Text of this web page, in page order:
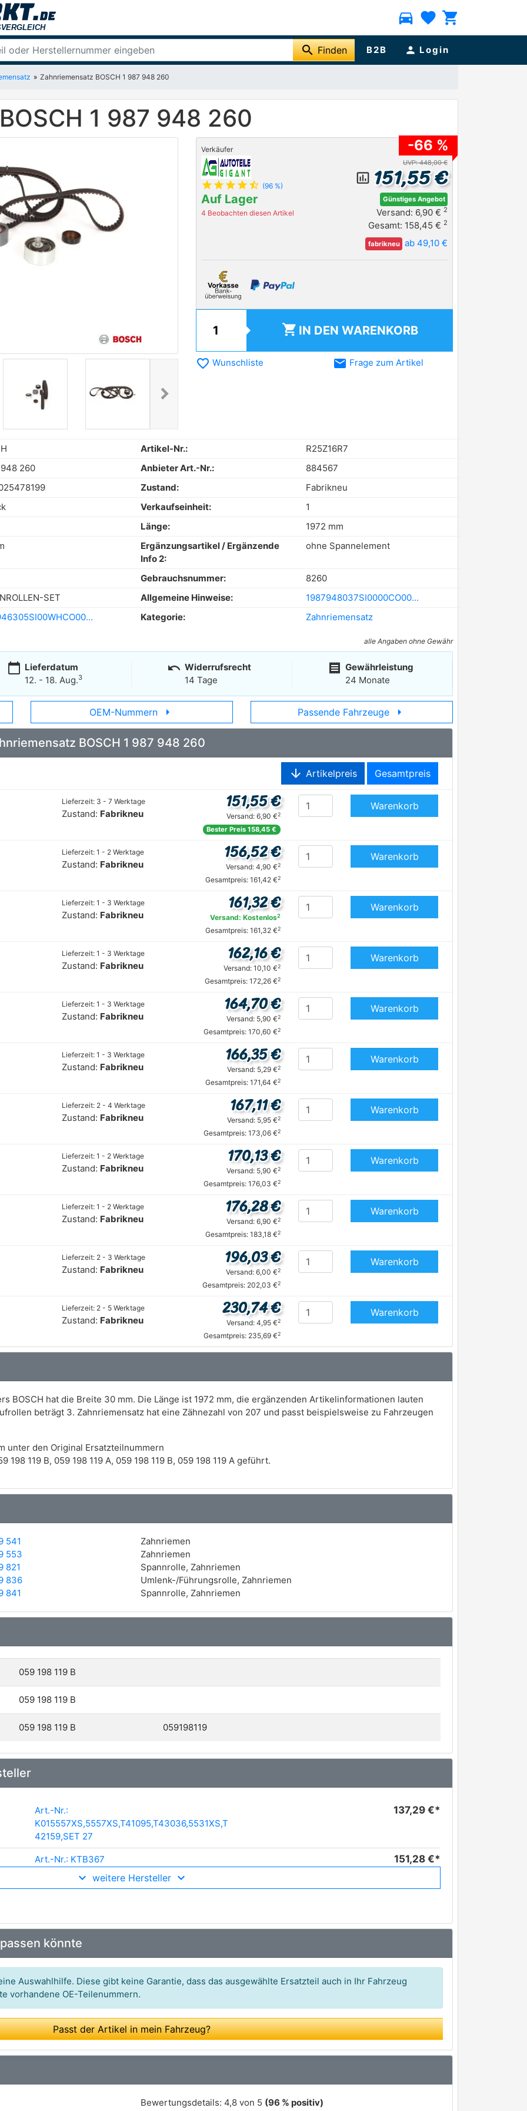
directions_car favorite shopping_cart
search Finden B2B person Login
Zahnriemensatz BOSCH 1 987 948 260
1 987 948 260
chevron_right
Next
Verkäufer
star star star star star_half (96 %)
Auf Lager
4 Beobachten diesen Artikel
-66 %
UVP: 448,00 €
insert_chart_outlined 151,55 €
Günstiges Angebot
Versand: 6,90 € 2
Gesamt: 158,45 € 2
fabrikneu ab 49,10 €
shopping_cart IN DEN WARENKORB
favorite_border Wunschliste email Frage zum Artikel
Artikel-Nr.:
R25Z16R7
260 Anbieter Art.-Nr.:
884567
Zustand:
Fabrikneu
Verkaufseinheit:
1
Länge:
1972 mm
Ergänzungsartikel / Ergänzende
Info 2:
ohne Spannelement
Gebrauchsnummer:
8260
SET Allgemeine Hinweise:
1987948037SI0000CO00...
Kategorie: Zahnriemensatz
alle Angaben ohne Gewähr
calendar_today Lieferdatum
12. - 18. Aug.3
undo Widerrufsrecht
14 Tage
receipt Gewährleistung
24 Monate
OEM-Nummern arrow_right Passende Fahrzeuge arrow_right
BOSCH 1 987 948 260
arrow_downward Artikelpreis Gesamtpreis
Lieferzeit: 3 - 7 Werktage
Zustand: Fabrikneu
151,55 €
Versand: 6,90 €2
Bester Preis 158,45 €
Warenkorb
Lieferzeit: 1 - 2 Werktage
Zustand: Fabrikneu
156,52 €
Versand: 4,90 €2
Gesamtpreis: 161,42 €2
Warenkorb
Lieferzeit: 1 - 3 Werktage
Zustand: Fabrikneu
161,32 €
Versand: Kostenlos2
Gesamtpreis: 161,32 €2
Warenkorb
Lieferzeit: 1 - 3 Werktage
Zustand: Fabrikneu
162,16 €
Versand: 10,10 €2
Gesamtpreis: 172,26 €2
Warenkorb
Lieferzeit: 1 - 3 Werktage
Zustand: Fabrikneu
164,70 €
Versand: 5,90 €2
Gesamtpreis: 170,60 €2
Warenkorb
Lieferzeit: 1 - 3 Werktage
Zustand: Fabrikneu
166,35 €
Versand: 5,29 €2
Gesamtpreis: 171,64 €2
Warenkorb
Lieferzeit: 2 - 4 Werktage
Zustand: Fabrikneu
167,11 €
Versand: 5,95 €2
Gesamtpreis: 173,06 €2
Warenkorb
Lieferzeit: 1 - 2 Werktage
Zustand: Fabrikneu
170,13 €
Versand: 5,90 €2
Gesamtpreis: 176,03 €2
Warenkorb
Lieferzeit: 1 - 2 Werktage
Zustand: Fabrikneu
176,28 €
Versand: 6,90 €2
Gesamtpreis: 183,18 €2
Warenkorb
Lieferzeit: 2 - 3 Werktage
Zustand: Fabrikneu
196,03 €
Versand: 6,00 €2
Gesamtpreis: 202,03 €2
Warenkorb
Lieferzeit: 2 - 5 Werktage
Zustand: Fabrikneu
230,74 €
Versand: 4,95 €2
Gesamtpreis: 235,69 €2
Warenkorb
BOSCH hat die Breite 30 mm. Die Länge ist 1972 mm, die ergänzenden Artikelinformationen lauten
beträgt 3. Zahnriemensatz hat eine Zähnezahl von 207 und passt beispielsweise zu Fahrzeugen
unter den Original Ersatzteilnummern
198 119 B, 059 198 119 A, 059 198 119 B, 059 198 119 A geführt.
541
Zahnriemen
553
Zahnriemen
821
Spannrolle, Zahnriemen
836
Umlenk-/Führungsrolle, Zahnriemen
841 Spannrolle, Zahnriemen
059 198 119 B
059 198 119 B
059 198 119 B 059198119
Art.-Nr.:
K015557XS,5557XS,T41095,T43036,5531XS,T
42159,SET 27
137,29 €*
Art.-Nr.: KTB367 151,28 €*
Art.-Nr.: 1 987 948 025
Art.-Nr.: 5570370
Art.-Nr.: VKMA01150
weitere Hersteller
könnte
Auswahlhilfe. Diese gibt keine Garantie, dass das ausgewählte Ersatzteil auch in Ihr Fahrzeug
vorhandene OE-Teilenummern.
Passt der Artikel in mein Fahrzeug?
Bewertungsdetails: 4,8 von 5 (96 % positiv)